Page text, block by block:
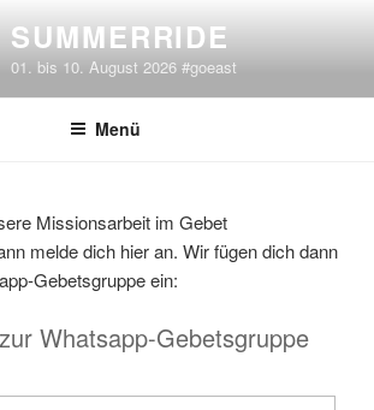
SUMMERRIDE
01. bis 10. August 2026 #goeast
Menü
Missionsarbeit im Gebet
melde dich hier an. Wir fügen dich dann
Gebetsgruppe ein:
Whatsapp-Gebetsgruppe